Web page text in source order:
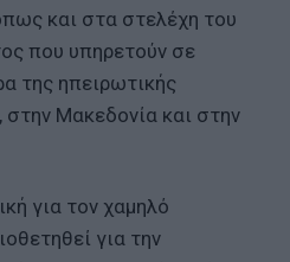
και στα στελέχη του
που υπηρετούν σε
της ηπειρωτικής
στην Μακεδονία και στην
για τον χαμηλό
για την